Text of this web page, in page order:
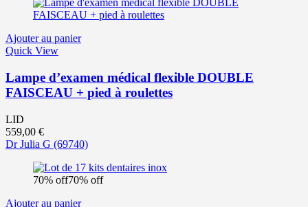
Ajouter au panier
Quick View
Lampe d’examen médical flexible DOUBLE
FAISCEAU + pied à roulettes
LID
559,00 €
Dr Julia G (69740)
70% off70% off
Ajouter au panier